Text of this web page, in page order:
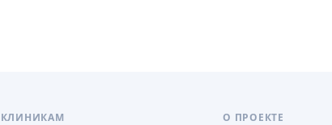
КЛИНИКАМ О ПРОЕКТЕ